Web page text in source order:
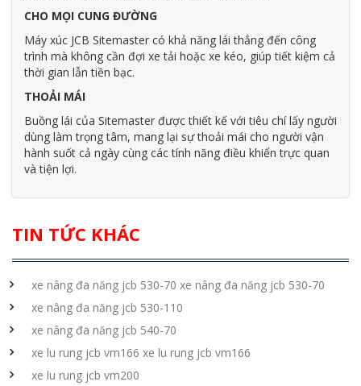
CHO MỌI CUNG ĐƯỜNG
Máy xúc JCB Sitemaster có khả năng lái thẳng đến công
trình mà không cần đợi xe tải hoặc xe kéo, giúp tiết kiệm cả
thời gian lẫn tiền bạc.
THOẢI MÁI
Buồng lái của Sitemaster được thiết kế với tiêu chí lấy người
dùng làm trọng tâm, mang lại sự thoải mái cho người vận
hành suốt cả ngày cùng các tính năng điều khiển trực quan
và tiện lợi.
TIN TỨC KHÁC
xe nâng đa năng jcb 530-70 xe nâng đa năng jcb 530-70
xe nâng đa năng jcb 530-110
xe nâng đa năng jcb 540-70
xe lu rung jcb vm166 xe lu rung jcb vm166
xe lu rung jcb vm200